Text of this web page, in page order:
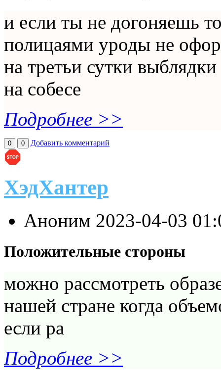
и если ты не догоняешь
полицаями уроды не
на третьи сутки
на собесе
Подробнее >>
0 0 Добавить комментарий
ХэдХантер
Аноним 2023-04-03
Положительные стороны
можно рассмотреть
нашей стране когда
если ра
Подробнее >>